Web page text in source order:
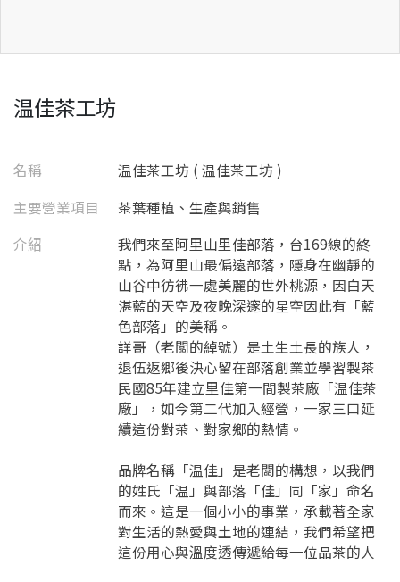
温佳茶工坊
名稱
温佳茶工坊 ( 温佳茶工坊 )
主要營業項目
茶葉種植、生產與銷售
介紹
我們來至阿里山里佳部落，台169線的終
點，為阿里山最偏遠部落，隱身在幽靜的
山谷中彷彿一處美麗的世外桃源，因白天
湛藍的天空及夜晚深邃的星空因此有「藍
色部落」的美稱。
詳哥（老闆的綽號）是土生土長的族人，
退伍返鄉後決心留在部落創業並學習製茶
民國85年建立里佳第一間製茶廠「温佳茶
廠」，如今第二代加入經營，一家三口延
續這份對茶、對家鄉的熱情。
品牌名稱「温佳」是老闆的構想，以我們
的姓氏「温」與部落「佳」同「家」命名
而來。這是一個小小的事業，承載著全家
對生活的熱愛與土地的連結，我們希望把
這份用心與溫度透傳遞給每一位品茶的人